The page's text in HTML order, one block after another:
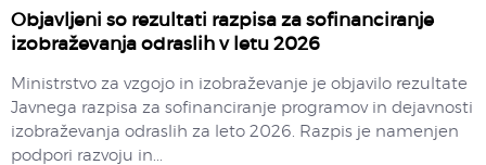
Objavljeni so rezultati razpisa za sofinanciranje
izobraževanja odraslih v letu 2026
Ministrstvo za vzgojo in izobraževanje je objavilo rezultate
Javnega razpisa za sofinanciranje programov in dejavnosti
izobraževanja odraslih za leto 2026. Razpis je namenjen
podpori razvoju in...